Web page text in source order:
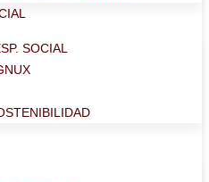
SOCIAL